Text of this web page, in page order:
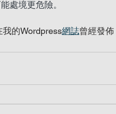
處境更危險。
的Wordpress網誌曾經發佈